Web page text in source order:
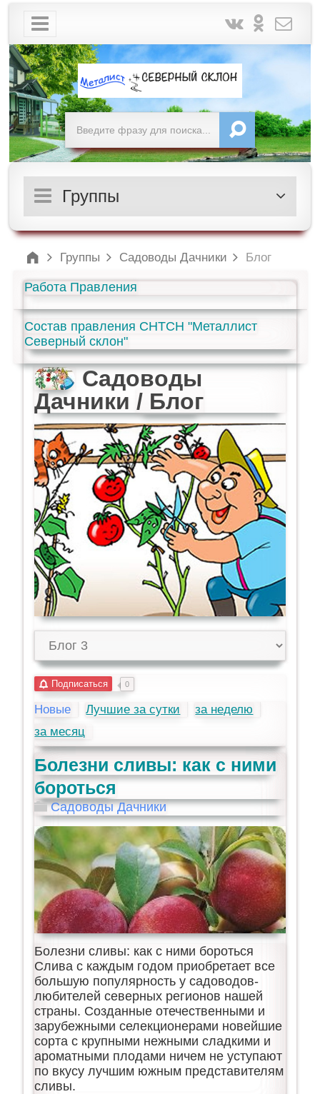
Группы
Группы Садоводы Дачники Блог
Работа Правления
Состав правления СНТСН "Металлист
Северный склон"
Садоводы
Дачники/ Блог
Подписаться 0
Новые Лучшие за сутки
за неделю
за месяц
Болезни сливы: как с ними
бороться
Садоводы Дачники
Болезни сливы: как с ними бороться
Слива с каждым годом приобретает все
большую популярность у садоводов-
любителей северных регионов нашей
страны. Созданные отечественными и
зарубежными селекционерами новейшие
сорта с крупными нежными сладкими и
ароматными плодами ничем не уступают
по вкусу лучшим южным представителям
сливы.